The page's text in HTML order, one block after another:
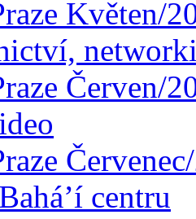
Květen/
Červen/
centru